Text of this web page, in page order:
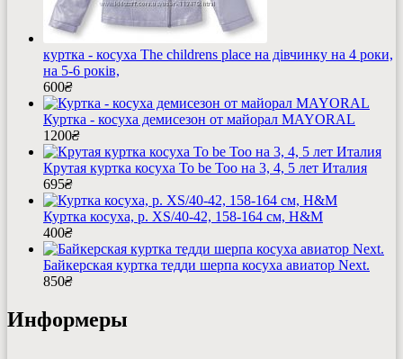
куртка - косуха The childrens place на дівчинку на 4 роки,
на 5-6 років,
600₴
Куртка - косуха демисезон от майорал MAYORAL
1200₴
Крутая куртка косуха To be Too на 3, 4, 5 лет Италия
695₴
Куртка косуха, р. XS/40-42, 158-164 см, H&M
400₴
Байкерская куртка тедди шерпа косуха авиатор Next.
850₴
Информеры